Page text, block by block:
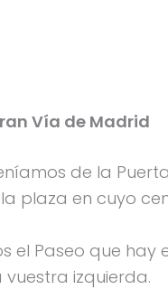
Vía de Madrid
de la
plaza en cuyo
el Paseo que hay
izquierda.